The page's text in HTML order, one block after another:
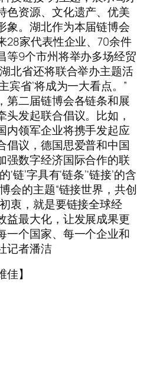
色资源、文化遗产、优美
象。湖北作为本届链博会
28家代表性企业、70余件
等9个市州将举办多场经贸
北省还将联合举办主题活
宾省’将成为一大看点。”
第二届链博会各链条和展
头发起联合倡议。比如，
内领军企业将携手发起应
倡议，德国思爱普和中国
强数字经济国际合作的联
链’字具有‘链条’‘链接’的含
会的主题“链接世界，共创
衷，就是要链接全球经
益最大化，让发展成果更
一个国家、每一个企业和
记者潘洁
】